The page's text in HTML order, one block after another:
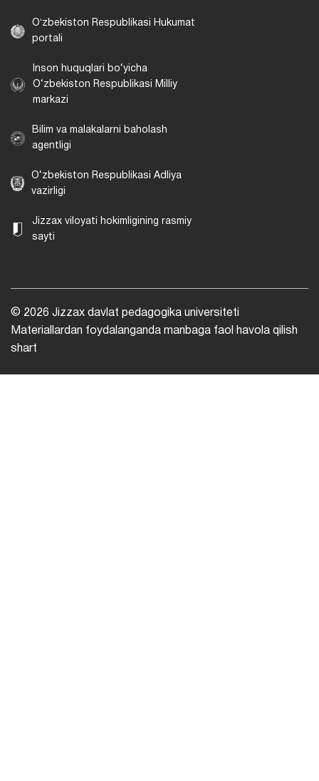
Oʻzbekiston Respublikasi Hukumat
portali
Inson huquqlari bo‘yicha
O‘zbekiston Respublikasi Milliy
markazi
Bilim va malakalarni baholash
agentligi
O‘zbekiston Respublikasi Adliya
vazirligi
Jizzax viloyati hokimligining rasmiy
sayti
© 2026 Jizzax davlat pedagogika universiteti
Materiallardan foydalanganda manbaga faol havola qilish
shart